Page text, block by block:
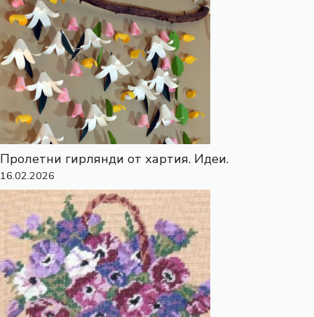
Пролетни гирлянди от хартия. Идеи.
16.02.2026